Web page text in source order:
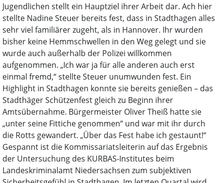
Jugendlichen stellt ein Hauptziel ihrer Arbeit dar. Ach hier
stellte Nadine Steuer bereits fest, dass in Stadthagen alles
sehr viel familiärer zugeht, als in Hannover. Ihr wurden
bisher keine Hemmschwellen in den Weg gelegt und sie
wurde auch außerhalb der Polizei willkommen
aufgenommen. „Ich war ja für alle anderen auch erst
einmal fremd,“ stellte Steuer unumwunden fest. Ein
Highlight in Stadthagen konnte sie bereits genießen – das
Stadthäger Schützenfest gleich zu Beginn ihrer
Amtsübernahme. Bürgermeister Oliver Theiß hatte sie
„unter seine Fittiche genommen“ und war mit ihr durch
die Rotts gewandert. „Über das Fest habe ich gestaunt!“
Gespannt ist die Kommissariatsleiterin auf das Ergebnis
der Untersuchung des KURBAS-Institutes beim
Landeskriminalamt Niedersachsen zum subjektiven